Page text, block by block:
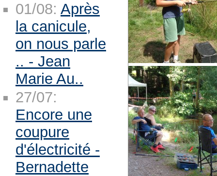
01/08: Après
la canicule,
on nous parle
.. - Jean
Marie Au..
27/07:
Encore une
coupure
d'électricité -
Bernadette